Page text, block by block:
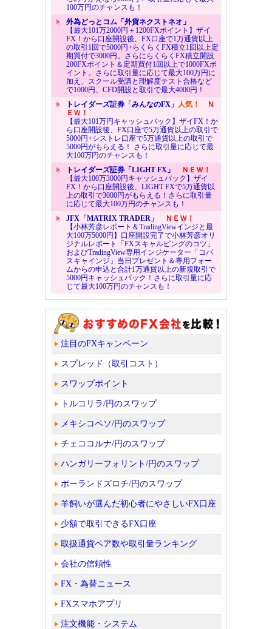
100万円のチャンスも！
外為どっとコム「外貨ネクストネオ」
【最大101万2000円＋1200FXポイント】ザイ
FX！から口座開設後、FX口座で1万通貨以上
の取引1回で5000円+らくらくFX積立1回以上定
期買付で3000円。さらにらくらくFX積立開設
200FXポイント＆定期買付1回以上で1000FXポ
イント。さらに取引量に応じて最大100万円に
加え、スクール受講と理解度テスト合格など
で1000円、CFD開設と取引で最大4000円！
トレイダーズ証券「みんなのFX」 人気！
Ｎ
ＥＷ！
【最大101万円キャッシュバック】ザイFX！か
ら口座開設後、FX口座で5万通貨以上の取引で
5000円+シストレ口座で5万通貨以上の取引で
5000円がもらえる！ さらに取引量に応じて最
大100万円のチャンスも！
トレイダーズ証券「LIGHT FX」
ＮＥＷ！
【最大100万3000円キャッシュバック】ザイ
FX！から口座開設後、LIGHT FXで5万通貨以
上の取引で3000円がもらえる！さらに取引量
に応じて最大100万円のチャンスも！
JFX「MATRIX TRADER」
ＮＥＷ！
【小林芳彦レポート＆TradingViewインジと最
大100万5000円】口座開設完了で小林芳彦オリ
ジナルレポート「FXスキャルピングのコツ」
およびTradingView専用インジケーター「コバ
スキャインジ」当日プレゼント＆専用フォー
ムからの申込と合計1万通貨以上の新規取引で
5000円キャッシュバック！さらに取引量に応
じて最大100万円のチャンスも！
注目のFXキャンペーン
スプレッド（取引コスト）
スワップポイント
トルコリラ/円のスワップ
メキシコペソ/円のスワップ
チェココルナ/円のスワップ
ハンガリーフォリント/円のスワップ
ポーランドズロチ/円のスワップ
羊飼いが選んだ初心者にやさしいFX口座
少額で取引できるFX口座
取扱通貨ペア数や取引量ランキング
会社の信頼性
FX・為替ニュース
FXスマホアプリ
注文機能・システム